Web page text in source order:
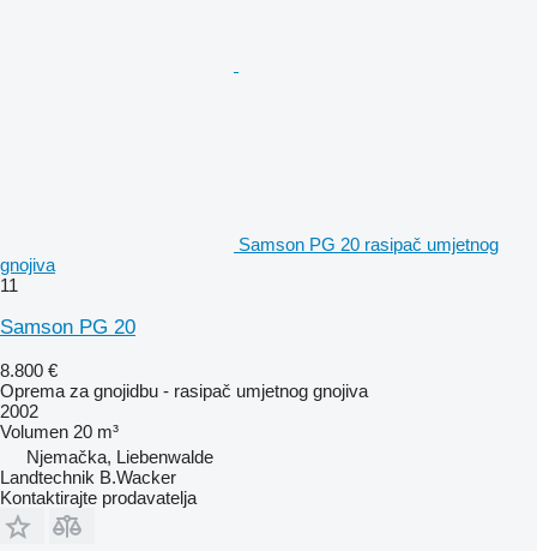
Samson PG 20 rasipač umjetnog
gnojiva
11
Samson PG 20
8.800 €
Oprema za gnojidbu - rasipač umjetnog gnojiva
2002
Volumen 20 m³
Njemačka, Liebenwalde
Landtechnik B.Wacker
Kontaktirajte prodavatelja